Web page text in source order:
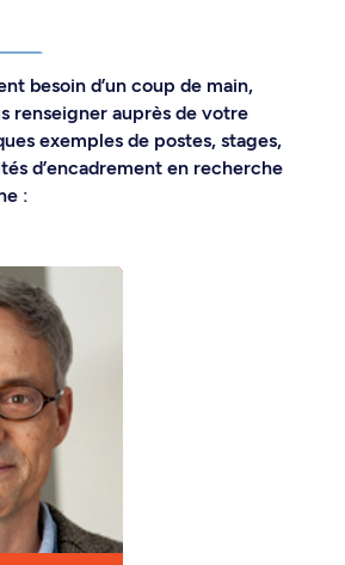
besoin d’un coup de main,
renseigner auprès de votre
exemples de postes, stages,
d’encadrement en recherche
: